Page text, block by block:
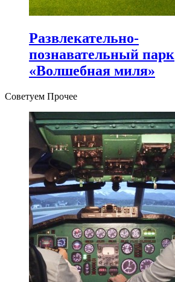
Развлекательно-
познавательный парк
«Волшебная миля»
Советуем Прочее